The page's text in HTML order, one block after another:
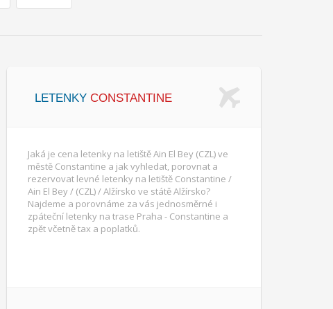
LETENKY CONSTANTINE
Jaká je cena letenky na letiště Ain El Bey (CZL) ve
městě Constantine a jak vyhledat, porovnat a
rezervovat levné letenky na letiště Constantine /
Ain El Bey / (CZL) / Alžírsko ve státě Alžírsko?
Najdeme a porovnáme za vás jednosměrné i
zpáteční letenky na trase Praha - Constantine a
zpět včetně tax a poplatků.